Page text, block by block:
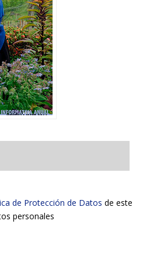
de Protección de Datos de este
personales